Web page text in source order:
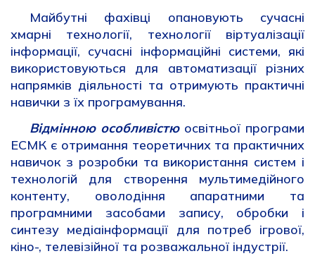
Майбутні фахівці опановують сучасні
хмарні технології, технології віртуалізації
інформації, сучасні інформаційні системи, які
використовуються для автоматизації різних
напрямків діяльності та отримують практичні
навички з їх програмування.
Відмінною особливістюосвітньої програми
ЕСМК є отримання теоретичних та практичних
навичок з розробки та використання систем і
технологій для створення мультимедійного
контенту, оволодіння апаратними та
програмними засобами запису, обробки і
синтезу медіаінформації для потреб ігрової,
кіно-, телевізійної та розважальної індустрії.